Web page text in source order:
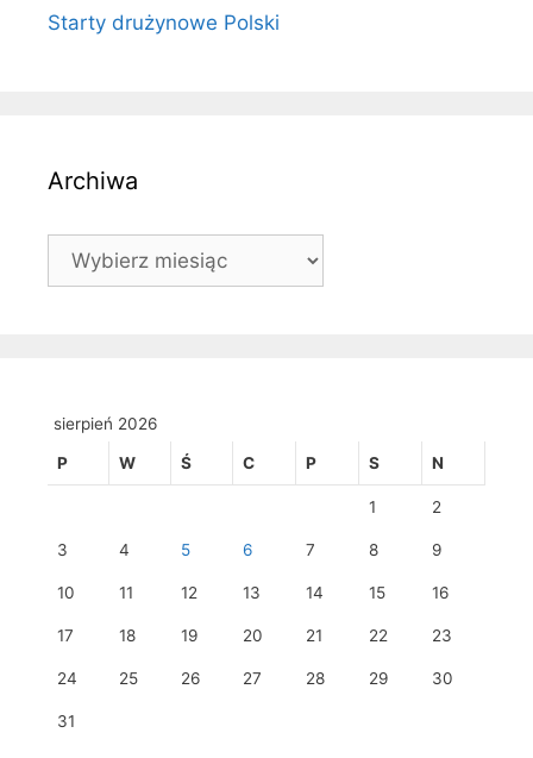
Starty drużynowe Polski
Archiwa
Archiwa
sierpień 2026
P W Ś C P S N
1 2
3 4 5 6 7 8 9
10 11 12 13 14 15 16
17 18 19 20 21 22 23
24 25 26 27 28 29 30
31